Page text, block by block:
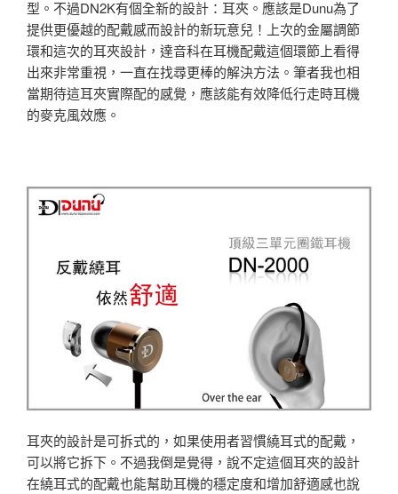
型。不過DN2K有個全新的設計：耳夾。應該是Dunu為了
提供更優越的配戴感而設計的新玩意兒！上次的金屬調節
環和這次的耳夾設計，達音科在耳機配戴這個環節上看得
出來非常重視，一直在找尋更棒的解決方法。筆者我也相
當期待這耳夾實際配的感覺，應該能有效降低行走時耳機
的麥克風效應。
耳夾的設計是可拆式的，如果使用者習慣繞耳式的配戴，
可以將它拆下。不過我倒是覺得，說不定這個耳夾的設計
在繞耳式的配戴也能幫助耳機的穩定度和增加舒適感也說